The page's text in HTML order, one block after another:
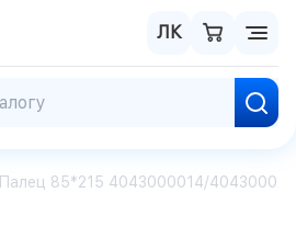
ЛК
Палец 85*215 4043000014/